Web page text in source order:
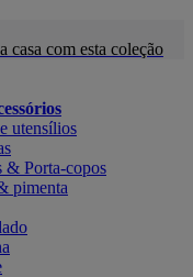
casa com esta coleção
utensílios
& Porta-copos
pimenta